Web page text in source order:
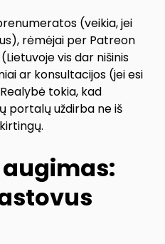
(veikia, jei
rėmėjai per Patreon
vis dar nišinis
ar konsultacijos (jei esi
tokia, kad
portalų uždirba ne iš